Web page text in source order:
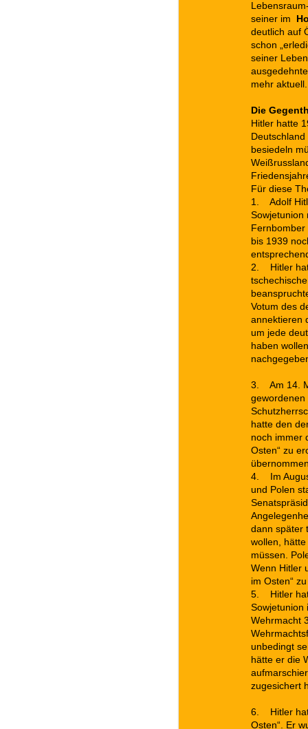
seiner im
deutlich auf
schon
seiner
mehr aktuell.
Die
Hitler hatte
besiedeln
Für diese
1.
Adolf
Sowjetunion
Fernbomber
bis 1939
2.
Hitler
Votum des
annektieren
um jede
haben
3.
Am 14.
hatte den
noch immer
Osten“ zu
4.
Im
und Polen
dann später
wollen,
müssen.
Wenn Hitler
im Osten“
5.
Hitler
Sowjetunion
Wehrmacht
unbedingt
hätte er die
zugesichert
6.
Hitler
Osten“. Er